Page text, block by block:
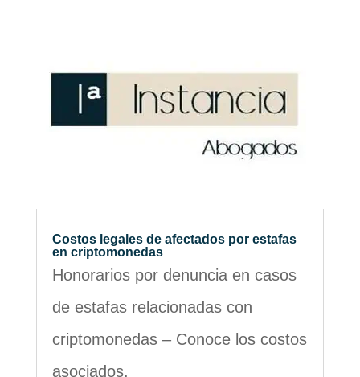
Costos legales de afectados por estafas
en criptomonedas
Honorarios por denuncia en casos
de estafas relacionadas con
criptomonedas – Conoce los costos
asociados.